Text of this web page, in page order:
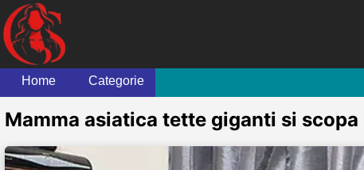
Home Categorie
Mamma asiatica tette giganti si scopa